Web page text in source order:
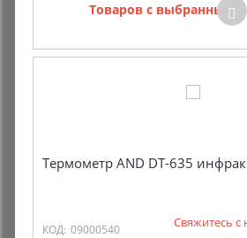
Товаров с
Термометр AND DT-635
КОД: 09000540 Свяжитесь с